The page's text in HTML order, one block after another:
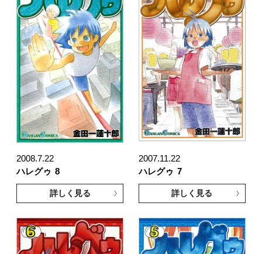
2008.7.22
ハレグゥ 8
詳しく見る
2007.11.22
ハレグゥ 7
詳しく見る